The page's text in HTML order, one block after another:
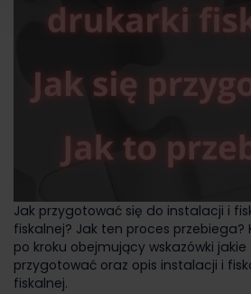
Jak przygotować się do instalacji i
fiskalnej? Jak ten proces przebiega?
po kroku obejmujący wskazówki
przygotować oraz opis instalacji i
fiskalnej.